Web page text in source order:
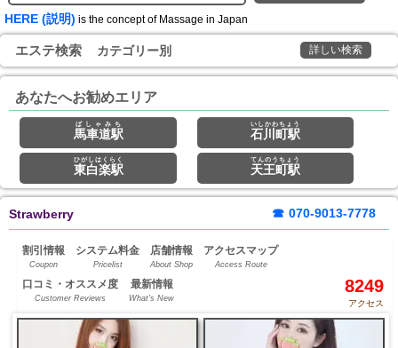
HERE (説明) is the concept of Massage in Japan
エステ検索 カテゴリー別 詳しい検索
あなたへお勧めエリア
馬車道駅
ばしゃみち
石川町駅
いしかわちょう
東白楽駅
ひがしはくらく
天王町駅
てんのうちょう
Strawberry ☎ 070-9013-7778
割引情報
Coupon
システム料金
Pricelist
店舗情報
About Shop
アクセスマップ
Access Route
口コミ・オススメ度
Customer Reviews
最新情報
What's New
8249
アクセス